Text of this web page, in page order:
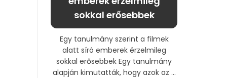
sokkal erősebbek
Egy tanulmány szerint a filmek
alatt síró emberek érzelmileg
sokkal erősebbek Egy tanulmány
alapján kimutatták, hogy azok az ...